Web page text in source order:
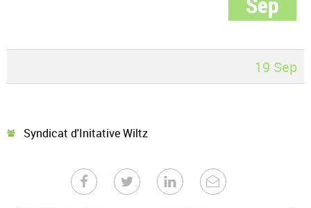
19 Sep
Syndicat d'Initative Wiltz